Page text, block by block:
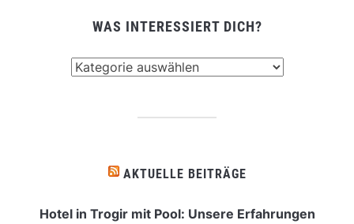
WAS INTERESSIERT DICH?
AKTUELLE BEITRÄGE
Hotel in Trogir mit Pool: Unsere Erfahrungen